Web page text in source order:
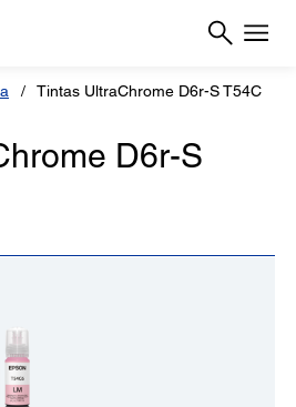
Tintas UltraChrome D6r-S T54C
D6r-S